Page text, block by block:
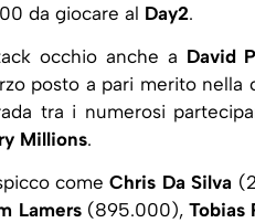
da giocare al Day2.
occhio anche a David
posto a pari merito nella
tra i numerosi
Millions.
comeChris Da Silva
Lamers(895.000), Tobias